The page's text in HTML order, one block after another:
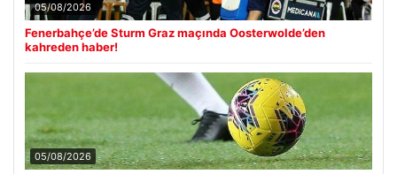
05/08/2026
Fenerbahçe’de Sturm Graz maçında Oosterwolde’den
kahreden haber!
05/08/2026